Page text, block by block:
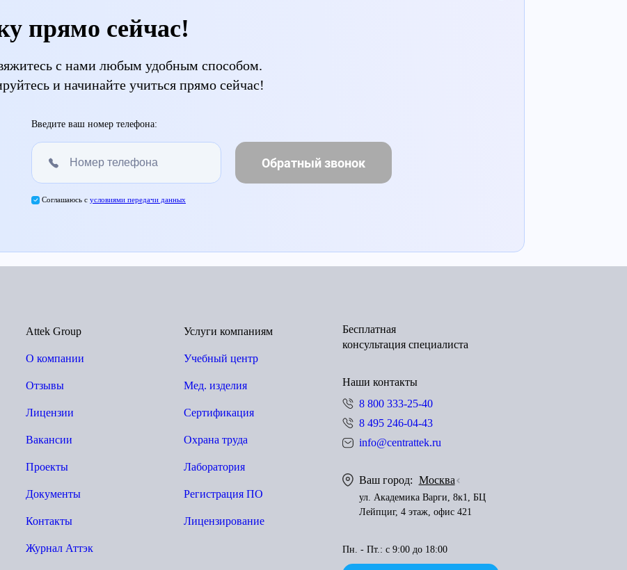
прямо сейчас!
с нами любым удобным способом.
и начинайте учиться прямо сейчас!
Введите ваш номер телефона:
Обратный звонок
Соглашаюсь с условиями передачи данных
Attek Group
О компании
Отзывы
Лицензии
Вакансии
Проекты
Документы
Контакты
Журнал Аттэк
Услуги компаниям
Учебный центр
Мед. изделия
Сертификация
Охрана труда
Лаборатория
Регистрация ПО
Лицензирование
Бесплатная
консультация специалиста
Наши контакты
8 800 333-25-40
8 495 246-04-43
info@centrattek.ru
Ваш город: Москва
ул. Академика Варги, 8к1, БЦ
Лейпциг, 4 этаж, офис 421
Пн. - Пт.: с 9:00 до 18:00